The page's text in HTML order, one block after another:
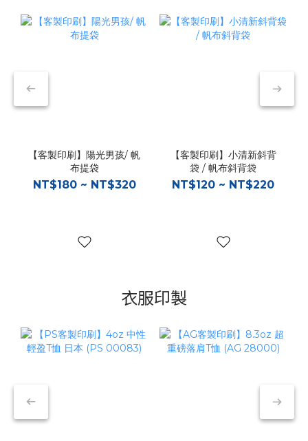
【客製印刷】陽光男孩/ 帆
布提袋
NT$180 ~ NT$320
【客製印刷】小清新斜背
袋 / 帆布斜背袋
NT$120 ~ NT$220
衣服印製